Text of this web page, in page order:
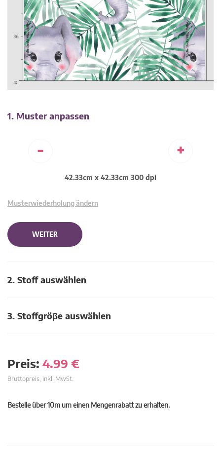
1. Muster anpassen
- +
42.33cm x 42.33cm 300 dpi
Musterwiederholung ändern
WEITER
2. Stoff auswählen
3. Stoffgröβe auswählen
Preis: 4.99 €
Bruttopreis, inkl. MwSt.
Bestelle über 10m um einen Mengenrabatt zu erhalten.